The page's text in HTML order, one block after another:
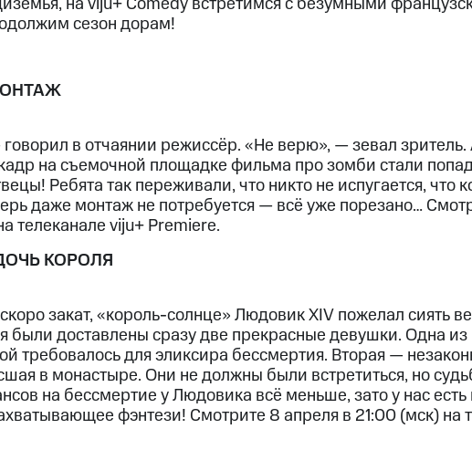
доход 15%
дешевле при оплате с карты МТС Деньги
сезон дорам!
в отчаянии режиссёр. «Не верю», — зевал
на съемочной площадке фильма про зомби стали
Ребята так переживали, что никто не испугается, что
даже монтаж не потребуется — всё уже порезано…
телеканале viju+ Premiere.
КОРОЛЯ
закат, «король-солнце» Людовик XIV пожелал сиять
были доставлены сразу две прекрасные девушки. Одна
требовалось для эликсира бессмертия. Вторая —
в монастыре. Они не должны были встретиться, но
на бессмертие у Людовика всё меньше, зато у нас
фэнтези! Смотрите 8 апреля в 21:00 (мск) на